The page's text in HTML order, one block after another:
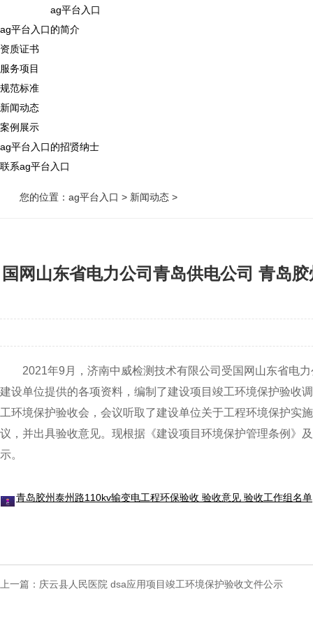
ag平台入口
ag平台入口的简介
资质证书
服务项目
规范标准
新闻动态
案例展示
ag平台入口的招贤纳士
联系ag平台入口
您的位置： ag平台入口 > 新闻动态 >
国网山东省电力公司青岛供电公司 青岛
2021年9月，济南中威检测技术有限公司受国网山东省电力
建设单位提供的各项资料，编制了建设项目竣工环境保护验收
工环境保护验收会，会议听取了建设单位关于工程环境保护实
议，并出具验收意见。现根据《建设项目环境保护管理条例》
示。
青岛胶州泰州路110kv输变电工程环保验收 验收意见 验收工作组名单
上一篇： 庆云县人民医院 dsa应用项目竣工环境保护验收文件公示